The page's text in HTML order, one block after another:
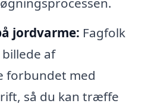
jordvarme: Fagfolk
af
forbundet med
så du kan træffe